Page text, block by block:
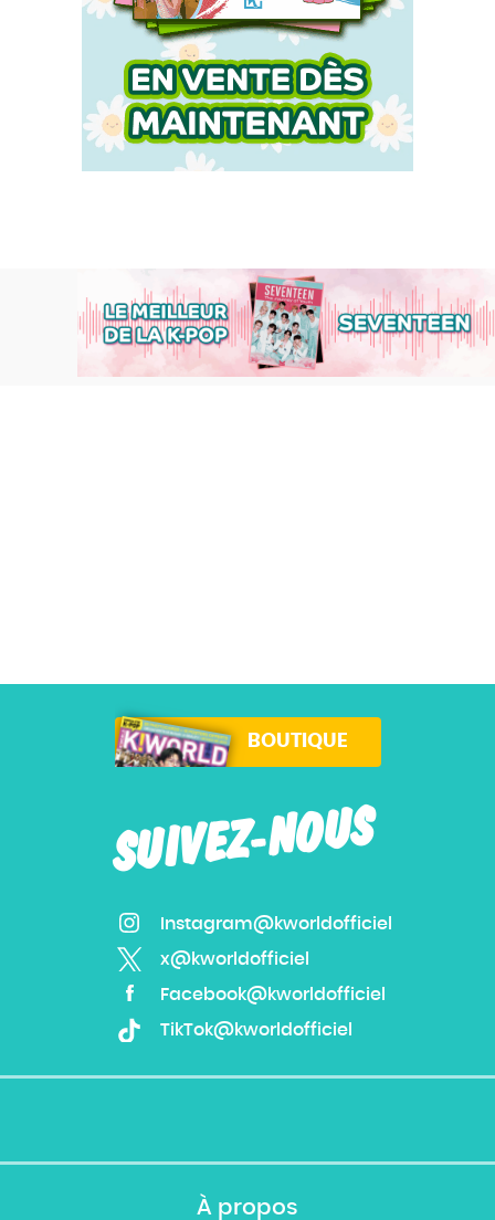
SUIVEZ-NOUS
Instagram@kworldofficiel
x@kworldofficiel
Facebook@kworldofficiel
TikTok@kworldofficiel
BOUTIQUE
À propos